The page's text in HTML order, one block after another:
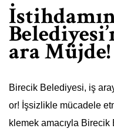
ara Müjde!
Birecik Belediyesi, iş
or! İşsizlikle mücadele
klemek amacıyla